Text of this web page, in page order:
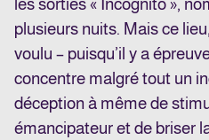
plusieurs nuits. Mais ce
voulu – puisqu’il y a
concentre malgré tout un
déception à même de
émancipateur et de briser